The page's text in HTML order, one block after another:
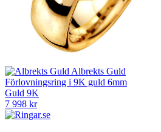
Albrekts Guld
Förlovningsring i 9K guld 6mm
Guld 9K
7 998 kr